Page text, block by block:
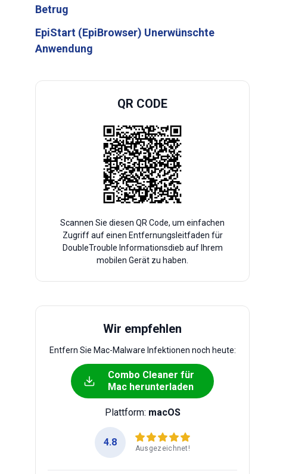
Betrug
EpiStart (EpiBrowser) Unerwünschte
Anwendung
QR CODE
Scannen Sie diesen QR Code, um einfachen
Zugriff auf einen Entfernungsleitfaden für
DoubleTrouble Informationsdieb auf Ihrem
mobilen Gerät zu haben.
Wir empfehlen
Entfern Sie Mac-Malware Infektionen noch heute:
Combo Cleaner für
Mac herunterladen
Plattform: macOS
4.8
Ausgezeichnet!